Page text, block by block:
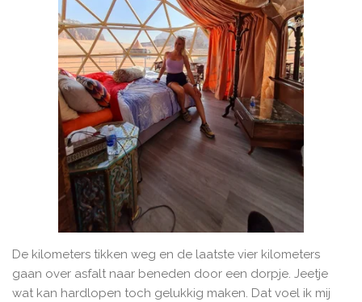
De kilometers tikken weg en de laatste vier kilometers
gaan over asfalt naar beneden door een dorpje. Jeetje
wat kan hardlopen toch gelukkig maken. Dat voel ik mij